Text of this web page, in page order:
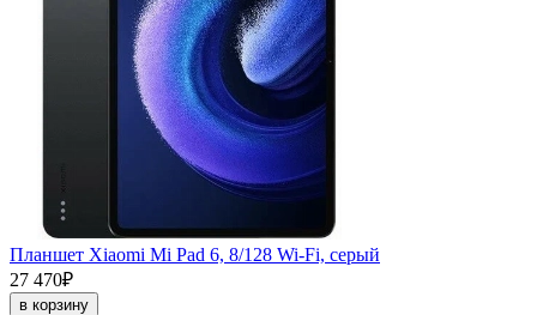
Планшет Xiaomi Mi Pad 6, 8/128 Wi-Fi, серый
27 470₽
в корзину